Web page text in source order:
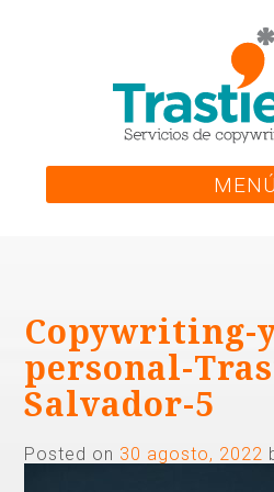
MENÚ
Copywriting-
personal-
Salvador-5
Posted on 30 agosto, 2022